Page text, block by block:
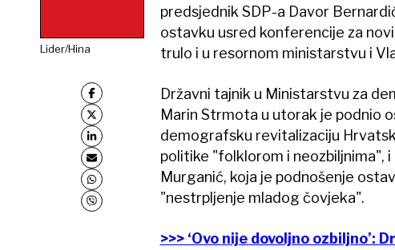
Lider/Hina
predsjednik SDP-a Davor
ostavku usred konferencije za
trulo i u resornom ministarstvu i
Državni tajnik u Ministarstvu za
Marin Strmota u utorak je podnio
demografsku revitalizaciju
politike "folklorom i neozbiljnima",
Murganić, koja je podnošenje
"nestrpljenje mladog čovjeka".
>>> ‘Ovo nije dovoljno